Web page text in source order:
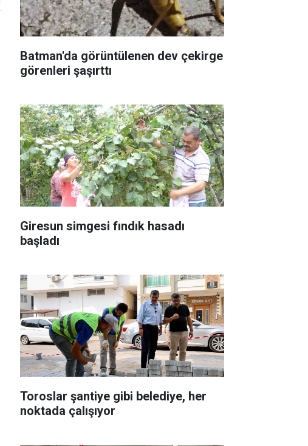
Batman'da görüntülenen dev çekirge
görenleri şaşırttı
Giresun simgesi fındık hasadı
başladı
Toroslar şantiye gibi belediye, her
noktada çalışıyor